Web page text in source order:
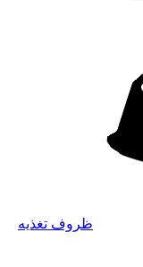
ظروف تغذیه